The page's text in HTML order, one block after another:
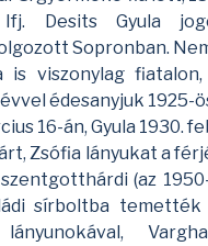
Desits Gyula
Sopronban.
is viszonylag
édesanyjuk 1925-
16-án, Gyula 1930.
Zsófia lányukat a
(az
sírboltba temették